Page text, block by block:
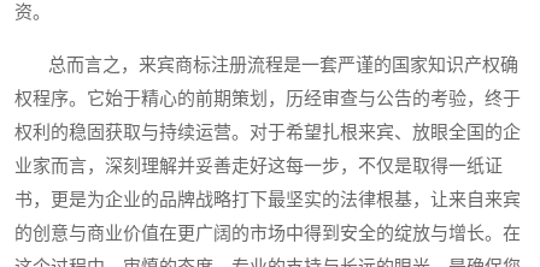
资。
总而言之，来宾商标注册流程是一套严谨的国家知识产权确
权程序。它始于精心的前期策划，历经审查与公告的考验，终于
权利的稳固获取与持续运营。对于希望扎根来宾、放眼全国的企
业家而言，深刻理解并妥善走好这每一步，不仅是取得一纸证
书，更是为企业的品牌战略打下最坚实的法律根基，让来自来宾
的创意与商业价值在更广阔的市场中得到安全的绽放与增长。在